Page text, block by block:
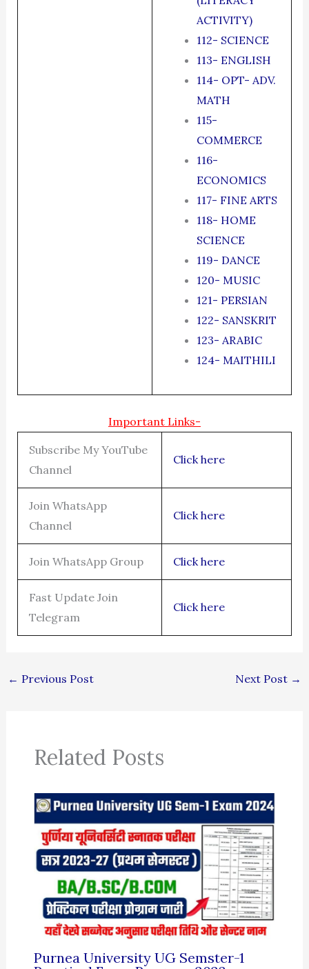
ACTIVITY)
112- SCIENCE
113- ENGLISH
114- OPT- ADV.
MATH
115-
COMMERCE
116-
ECONOMICS
117- FINE ARTS
118- HOME
SCIENCE
119- DANCE
120- MUSIC
121- PERSIAN
122- SANSKRIT
123- ARABIC
124- MAITHILI
Important Links-
Subscribe My YouTube
Channel
Click here
Join WhatsApp
Channel
Click here
Join WhatsApp Group Click here
Fast Update Join
Telegram
Click here
← Previous Post Next Post →
Related Posts
Purnea University UG Semster-1